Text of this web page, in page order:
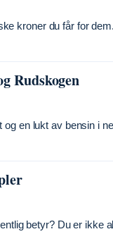
kroner du får for
Rudskogen
en lukt av bensin i
betyr? Du er ikke